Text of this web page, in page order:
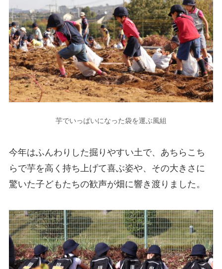
芋でいっぱいになった袋を運ぶ風組
今年はふんわりした掘りやすい土で、あちらこち
らで芋を高く持ち上げて喜ぶ姿や、その大きさに
驚いた子どもたちの歓声が畑に響き渡りました。